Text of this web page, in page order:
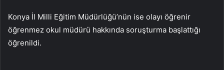
Konya İl Milli Eğitim Müdürlüğü’nün ise olayı öğrenir
öğrenmez okul müdürü hakkında soruşturma başlattığı
öğrenildi.